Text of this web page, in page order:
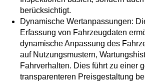
berücksichtigt.
Dynamische Wertanpassungen:
Erfassung von Fahrzeugdaten
dynamische Anpassung des
auf Nutzungsmustern,
Fahrverhalten. Dies führt zu einer
transparenteren Preisgestaltung